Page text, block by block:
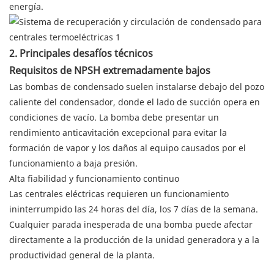
energía.
2. Principales desafíos técnicos
Requisitos de NPSH extremadamente bajos
Las bombas de condensado suelen instalarse debajo del pozo
caliente del condensador, donde el lado de succión opera en
condiciones de vacío. La bomba debe presentar un
rendimiento anticavitación excepcional para evitar la
formación de vapor y los daños al equipo causados ​​por el
funcionamiento a baja presión.
Alta fiabilidad y funcionamiento continuo
Las centrales eléctricas requieren un funcionamiento
ininterrumpido las 24 horas del día, los 7 días de la semana.
Cualquier parada inesperada de una bomba puede afectar
directamente a la producción de la unidad generadora y a la
productividad general de la planta.